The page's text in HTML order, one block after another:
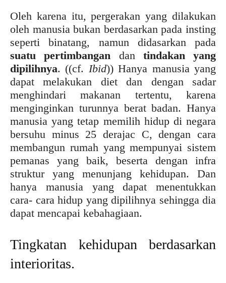
Oleh karena itu, pergerakan yang dilakukan
oleh manusia bukan berdasarkan pada insting
seperti binatang, namun didasarkan pada
suatu pertimbangan dan tindakan yang
dipilihnya. ((cf. Ibid)) Hanya manusia yang
dapat melakukan diet dan dengan sadar
menghindari makanan tertentu, karena
menginginkan turunnya berat badan. Hanya
manusia yang tetap memilih hidup di negara
bersuhu minus 25 derajac C, dengan cara
membangun rumah yang mempunyai sistem
pemanas yang baik, beserta dengan infra
struktur yang menunjang kehidupan. Dan
hanya manusia yang dapat menentukkan
cara- cara hidup yang dipilihnya sehingga dia
dapat mencapai kebahagiaan.
Tingkatan kehidupan berdasarkan
interioritas.